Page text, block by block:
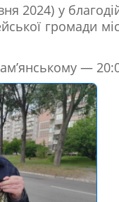
2024) у
громади
—